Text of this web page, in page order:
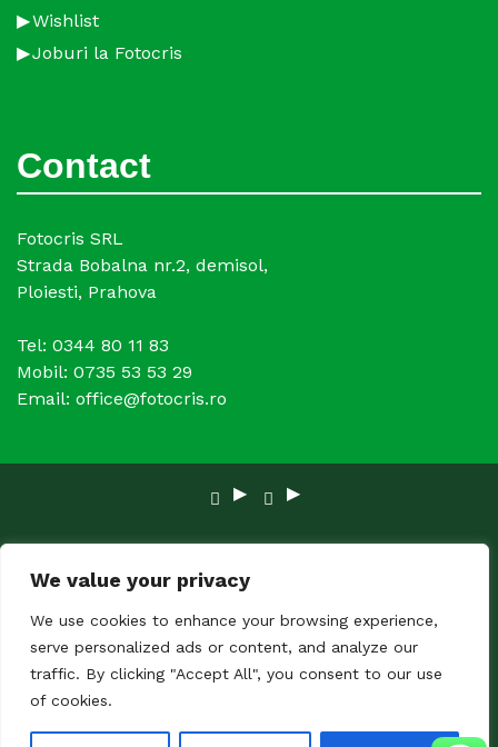
We value your privacy
We use cookies to enhance your browsing experience,
serve personalized ads or content, and analyze our
traffic. By clicking "Accept All", you consent to our use
of cookies.
Wishlist
Joburi la Fotocris
Contact
Fotocris SRL
Strada Bobalna nr.2, demisol,
Ploiesti, Prahova
Tel: 0344 80 11 83
Mobil: 0735 53 53 29
Email: office@fotocris.ro
Copyright © 2024 FOTOCRIS. Toate Drepturile
rezervate.